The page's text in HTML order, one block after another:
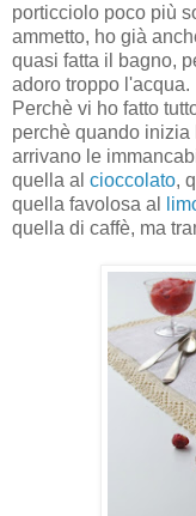
porticciolo poco più
ammetto, ho già
quasi fatta il bagno,
adoro troppo l'acqua.
Perchè vi ho fatto
perchè quando
arrivano le
quella al cioccolato,
quella favolosa al
quella di caffè, ma